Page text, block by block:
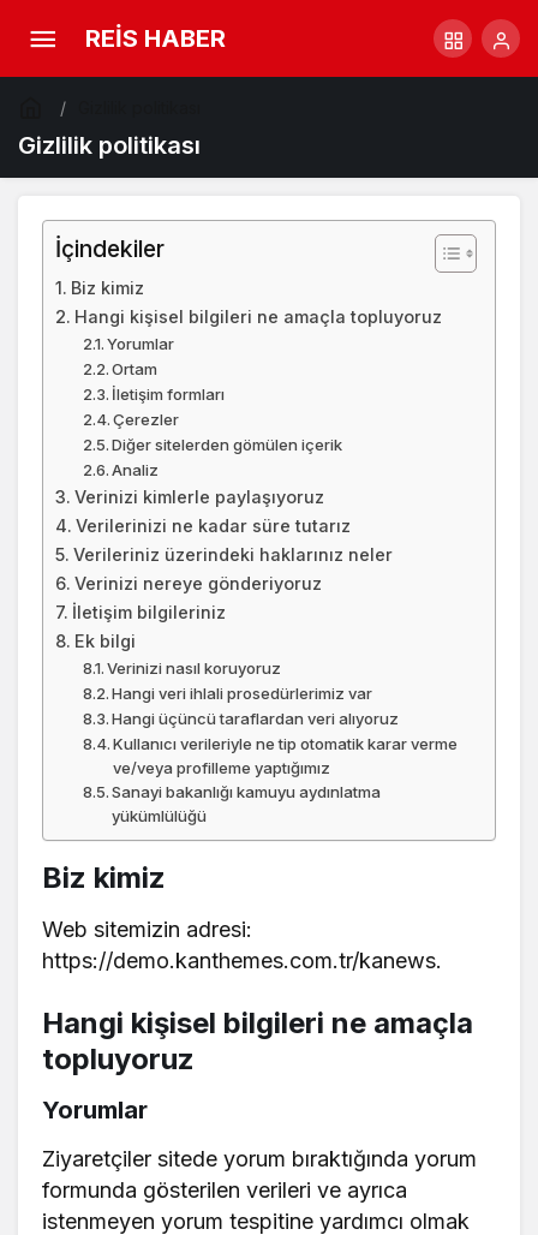
REİS HABER
Gizlilik politikası
İçindekiler
Biz kimiz
Hangi kişisel bilgileri ne amaçla topluyoruz
Yorumlar
Ortam
İletişim formları
Çerezler
Diğer sitelerden gömülen içerik
Analiz
Verinizi kimlerle paylaşıyoruz
Verilerinizi ne kadar süre tutarız
Verileriniz üzerindeki haklarınız neler
Verinizi nereye gönderiyoruz
İletişim bilgileriniz
Ek bilgi
Verinizi nasıl koruyoruz
Hangi veri ihlali prosedürlerimiz var
Hangi üçüncü taraflardan veri alıyoruz
Kullanıcı verileriyle ne tip otomatik karar verme
ve/veya profilleme yaptığımız
Sanayi bakanlığı kamuyu aydınlatma
yükümlülüğü
Biz kimiz
Web sitemizin adresi:
https://demo.kanthemes.com.tr/kanews.
Hangi kişisel bilgileri ne amaçla
topluyoruz
Yorumlar
Ziyaretçiler sitede yorum bıraktığında yorum
formunda gösterilen verileri ve ayrıca
istenmeyen yorum tespitine yardımcı olmak